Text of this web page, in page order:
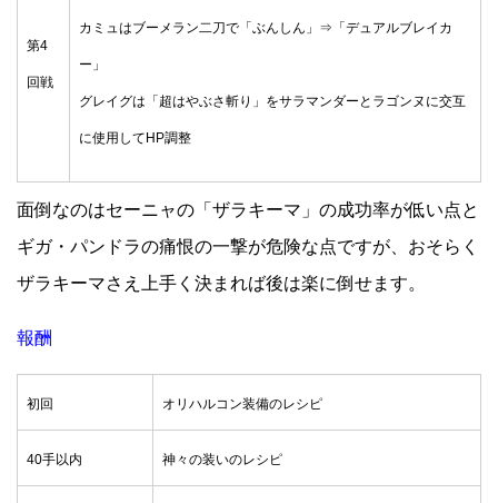
第4
回戦
カミュはブーメラン二刀で 「ぶんしん」⇒「デュアルブレイカ
ー」
グレイグは「超はやぶさ斬り」をサラマンダーとラゴンヌに交互
に使用してHP調整
面倒なのはセーニャの「ザラキーマ」の成功率が低い点と
ギガ・パンドラの痛恨の一撃が危険な点ですが、おそらく
ザラキーマさえ上手く決まれば後は楽に倒せます。
報酬
初回 オリハルコン装備のレシピ
40手以内 神々の装いのレシピ